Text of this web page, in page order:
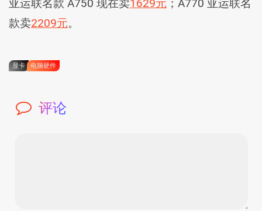
亚运联名款 A750 现在卖1629元 ；A770 亚运联名
款卖2209元。
显卡 电脑硬件
评论